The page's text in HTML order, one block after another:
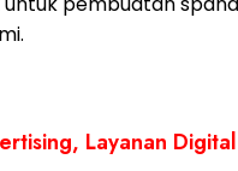
Layanan